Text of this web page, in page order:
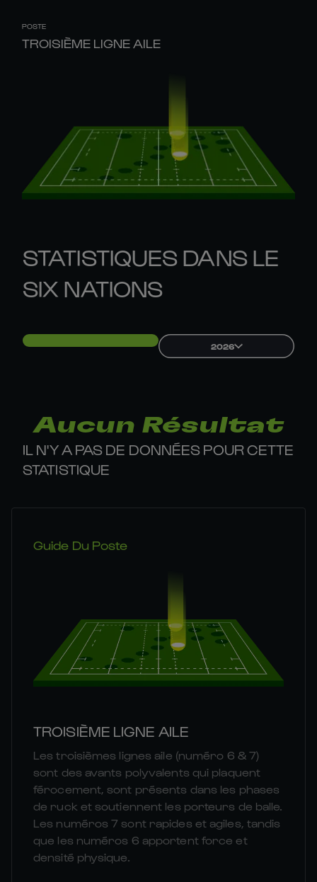
POSTE
TROISIÈME LIGNE AILE
STATISTIQUES DANS LE
SIX NATIONS
2026
Aucun Résultat
IL N'Y A PAS DE DONNÉES POUR CETTE
STATISTIQUE
Guide Du Poste
TROISIÈME LIGNE AILE
Les troisièmes lignes aile (numéro 6 & 7)
sont des avants polyvalents qui plaquent
férocement, sont présents dans les phases
de ruck et soutiennent les porteurs de balle.
Les numéros 7 sont rapides et agiles, tandis
que les numéros 6 apportent force et
densité physique.